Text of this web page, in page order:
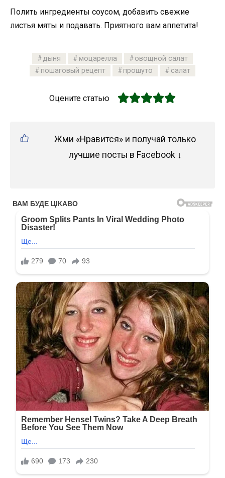
Полить ингредиенты соусом, добавить свежие
листья мяты и подавать. Приятного вам аппетита!
дыня моцарелла
овощной салат
пошаговый рецепт
прошуто салат
Оцените статью
Жми «Нравится» и получай только
лучшие посты в Facebook ↓